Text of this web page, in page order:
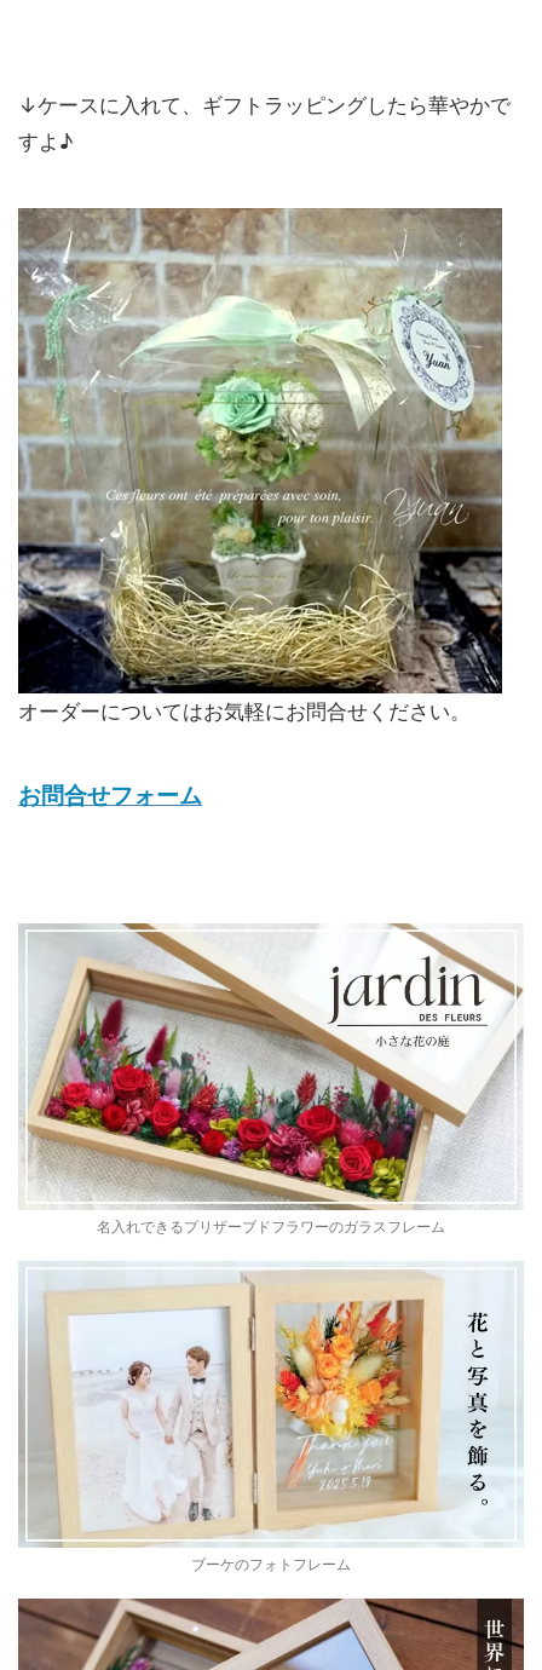
↓ケースに入れて、ギフトラッピングしたら華やかで
すよ♪
オーダーについてはお気軽にお問合せください。
お問合せフォーム
名入れできるプリザーブドフラワーのガラスフレーム
ブーケのフォトフレーム